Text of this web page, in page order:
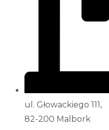
ul. Głowackiego 111,
82-200 Malbork